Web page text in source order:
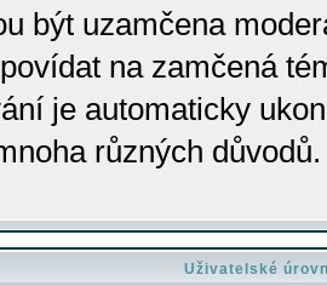
být uzamčena
na zamčená
je automaticky
různých důvodů.
Uživatelské